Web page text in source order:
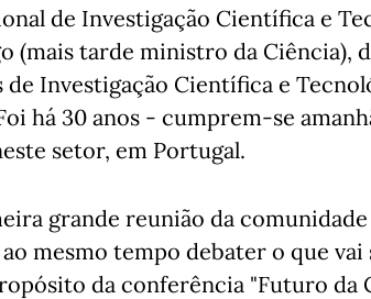
de Investigação Científica e
(mais tarde ministro da Ciência),
de Investigação Científica e
há 30 anos - cumprem-se
setor, em Portugal.
grande reunião da
mesmo tempo debater o que
da conferência "Futuro da